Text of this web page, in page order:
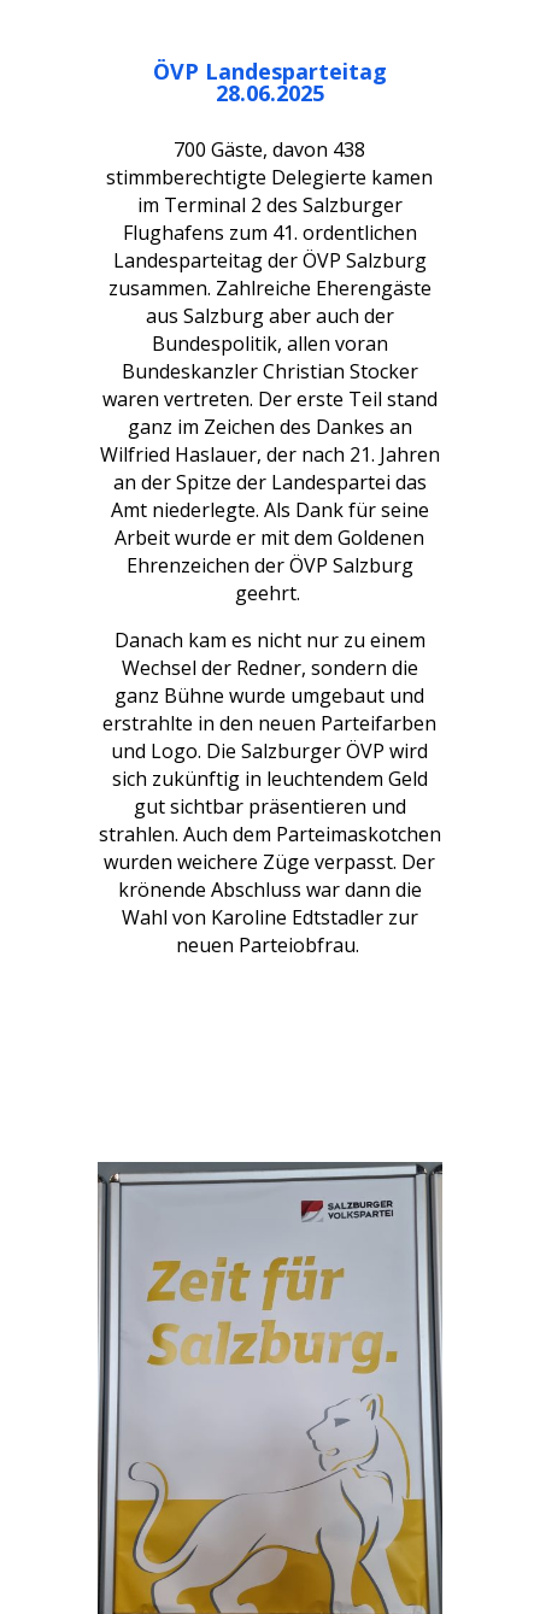
ÖVP Landesparteitag
28.06.2025
700 Gäste, davon 438
stimmberechtigte Delegierte kamen
im Terminal 2 des Salzburger
Flughafens zum 41. ordentlichen
Landesparteitag der ÖVP Salzburg
zusammen. Zahlreiche Eherengäste
aus Salzburg aber auch der
Bundespolitik, allen voran
Bundeskanzler Christian Stocker
waren vertreten. Der erste Teil stand
ganz im Zeichen des Dankes an
Wilfried Haslauer, der nach 21. Jahren
an der Spitze der Landespartei das
Amt niederlegte. Als Dank für seine
Arbeit wurde er mit dem Goldenen
Ehrenzeichen der ÖVP Salzburg
geehrt.
Danach kam es nicht nur zu einem
Wechsel der Redner, sondern die
ganz Bühne wurde umgebaut und
erstrahlte in den neuen Parteifarben
und Logo. Die Salzburger ÖVP wird
sich zukünftig in leuchtendem Geld
gut sichtbar präsentieren und
strahlen. Auch dem Parteimaskotchen
wurden weichere Züge verpasst. Der
krönende Abschluss war dann die
Wahl von Karoline Edtstadler zur
neuen Parteiobfrau.